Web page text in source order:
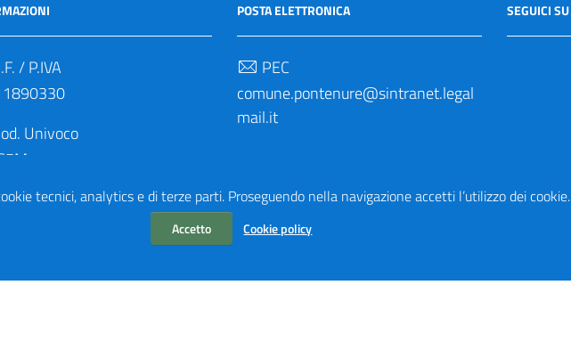
tecnici, analytics e di terze parti. Proseguendo nella navigazione accetti l’utilizzo dei cookie.
Accetto Cookie policy
/ P.IVA
Univoco
POSTA ELETTRONICA
PEC
comune.pontenure@sintranet.legal
mail.it
SEGUICI SU